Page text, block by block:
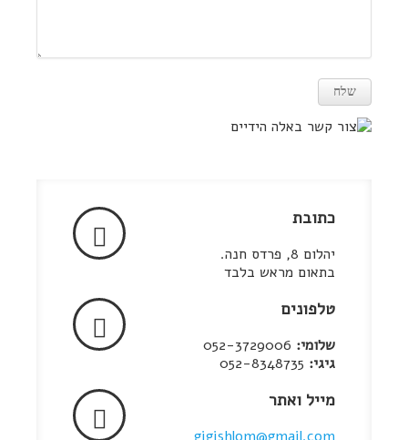
כתובת
יהלום 8, פרדס חנה.
בתאום מראש בלבד
טלפונים
שלומי:
גיגי:
מייל ואתר